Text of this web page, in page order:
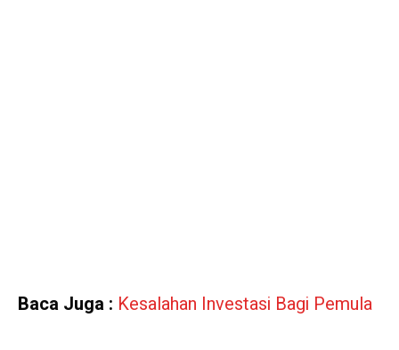
Baca Juga : Kesalahan Investasi Bagi Pemula